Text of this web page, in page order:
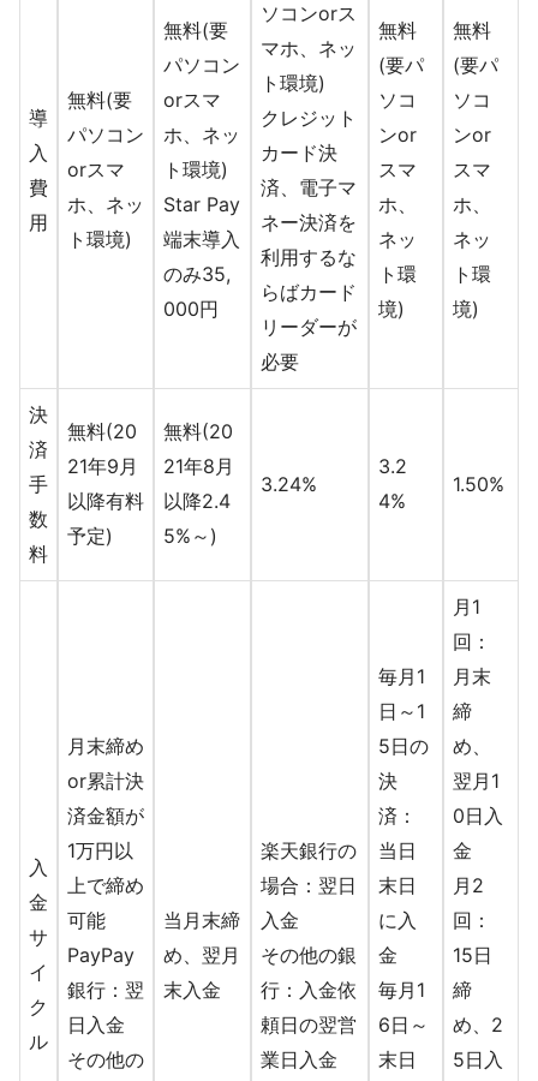
導
入
費
用
無料(要
パソコン
orスマ
ホ、ネッ
ト環境)
無料(要
パソコン
orスマ
ホ、ネッ
ト環境)
Star Pay
端末導入
のみ35,
000円
ソコンorス
マホ、ネッ
ト環境)
クレジット
カード決
済、電子マ
ネー決済を
利用するな
らばカード
リーダーが
必要
無料
(要パ
ソコ
ンor
スマ
ホ、
ネッ
ト環
境)
無料
(要パ
ソコ
ンor
スマ
ホ、
ネッ
ト環
境)
決
済
手
数
料
無料(20
21年9月
以降有料
予定)
無料(20
21年8月
以降2.4
5%～)
3.24%
3.2
4%
1.50%
入
金
サ
イ
ク
ル
月末締め
or累計決
済金額が
1万円以
上で締め
可能
PayPay
銀行：翌
日入金
その他の
当月末締
め、翌月
末入金
楽天銀行の
場合：翌日
入金
その他の銀
行：入金依
頼日の翌営
業日入金
毎月1
日～1
5日の
決
済：
当日
末日
に入
金
毎月1
6日～
末日
月1
回：
月末
締
め、
翌月1
0日入
金
月2
回：
15日
締
め、2
5日入